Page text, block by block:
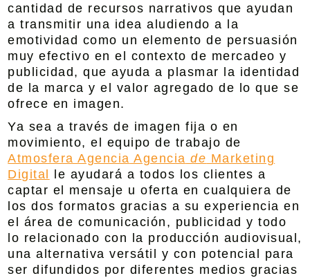
cantidad de recursos narrativos que ayudan
a transmitir una idea aludiendo a la
emotividad como un elemento de persuasión
muy efectivo en el contexto de mercadeo y
publicidad, que ayuda a plasmar la identidad
de la marca y el valor agregado de lo que se
ofrece en imagen.
Ya sea a través de imagen fija o en
movimiento, el equipo de trabajo de
Atmosfera Agencia Agencia de Marketing
Digital
le ayudará a todos los clientes a
captar el mensaje u oferta en cualquiera de
los dos formatos gracias a su experiencia en
el área de comunicación, publicidad y todo
lo relacionado con la producción audiovisual ,
una alternativa versátil y con potencial para
ser difundidos por diferentes medios gracias